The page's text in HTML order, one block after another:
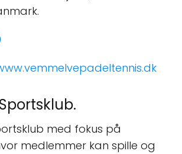
med fokus på
medlemmer kan spille og